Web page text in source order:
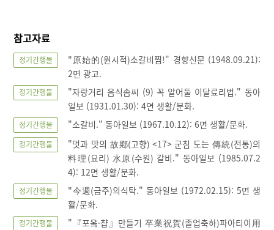
참고자료
정기간행물
"原始的(원시적)소갈비찜!" 경향신문 (1948.09.21):
2면 광고.
정기간행물
"자랑거리 음식솜씨 (9) 꼭 알어둘 이달료리법." 동아
일보 (1931.01.30): 4면 생활/문화.
정기간행물 "소갈비." 동아일보 (1967.10.12): 6면 생활/문화.
정기간행물
"멋과 맛의 故鄕(고향) <17> 군침 도는 傳統(전통)의
料理(요리) 水原(수원) 갈비." 동아일보 (1985.07.2
4): 12면 생활/문화.
정기간행물
"今週(금주)의식탁." 동아일보 (1972.02.15): 5면 생
활/문화.
정기간행물
"『포옼·챱』만들기 卒業祝賀(졸업축하)파아티이用